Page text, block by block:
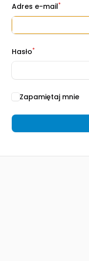
Adres e-mail*
Hasło*
Zapamiętaj mnie